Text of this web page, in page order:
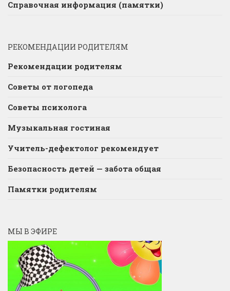
Справочная информация (памятки)
РЕКОМЕНДАЦИИ РОДИТЕЛЯМ
Рекомендации родителям
Советы от логопеда
Советы психолога
Музыкальная гостиная
Учитель-дефектолог рекомендует
Безопасность детей — забота общая
Памятки родителям
МЫ В ЭФИРЕ